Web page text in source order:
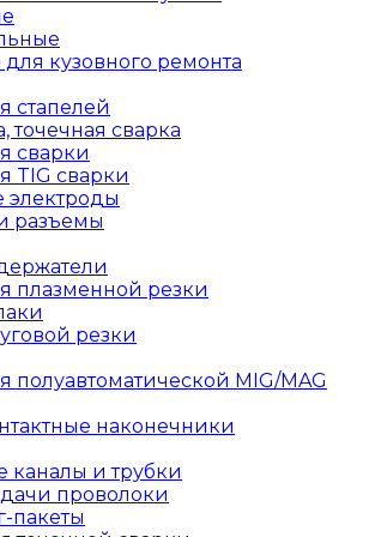
кузовного ремонта
стапелей
точечная сварка
сварки
TIG сварки
разъемы
плазменной резки
резки
полуавтоматической MIG/MAG
наконечники
и трубки
проволоки
пакеты